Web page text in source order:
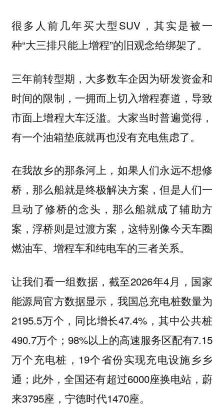
很多人前几年买大型SUV，其实是被一
种“大三排只能上增程”的旧观念给绑架了。
三年前转型期，大多数车企因为研发资金和
时间的限制，一拥而上切入增程赛道，导致
市面上增程大车泛滥。大家当时普遍觉得，
有一个油箱垫底就再也没有充电焦虑了。
在我故乡的那条河上，如果人们永远不想修
桥，那么船就是终极解决方案，但是人们一
旦动了修桥的念头，那么船就成了辅助方
案，浮桥则是过渡方案，这特别像今天车圈
燃油车、增程车和纯电车的三者关系。
让我们看一组数据，截至2026年4月，国家
能源局官方数据显示，我国总充电桩数量为
2195.5万个，同比增长47.4%，其中公共桩
490.7万个；98%以上的高速服务区配有7.15
万个充电桩，19个省份实现充电设施乡乡
通；此外，全国还有超过6000座换电站，蔚
来3795座，宁德时代1470座。